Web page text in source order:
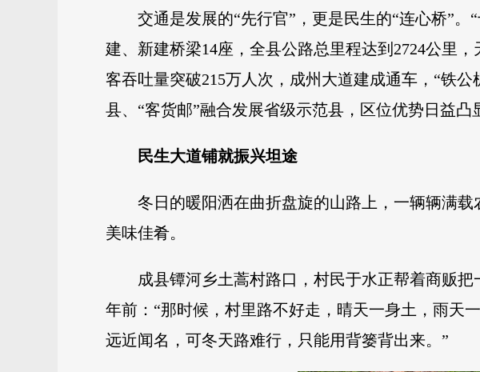
交通是发展的“先行官”，更是民生的“连心桥”
建、新建桥梁14座，全县公路总里程达到2724公里
客吞吐量突破215万人次，成州大道建成通车，“铁
县、“客货邮”融合发展省级示范县，区位优势日益凸
民生大道铺就振兴坦途
冬日的暖阳洒在曲折盘旋的山路上，一辆辆满
美味佳肴。
成县镡河乡土蒿村路口，村民于水正帮着商贩
年前：“那时候，村里路不好走，晴天一身土，雨天
远近闻名，可冬天路难行，只能用背篓背出来。”